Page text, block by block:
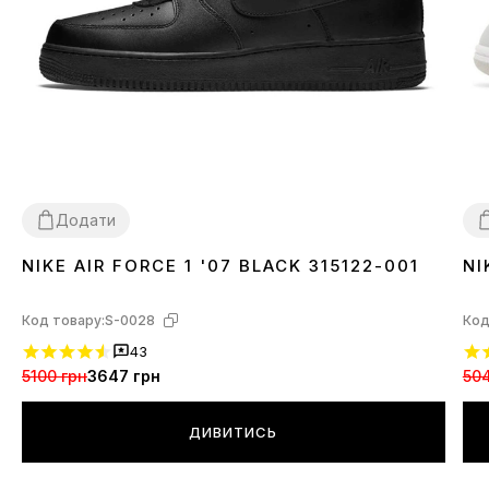
Додати
3637 38 39 40414243 44 45 46
NIKE AIR FORCE 1 '07 BLACK 315122-001
Код товару:S-0028
43
5100 грн3647 грн
ДИВИТИСЬ